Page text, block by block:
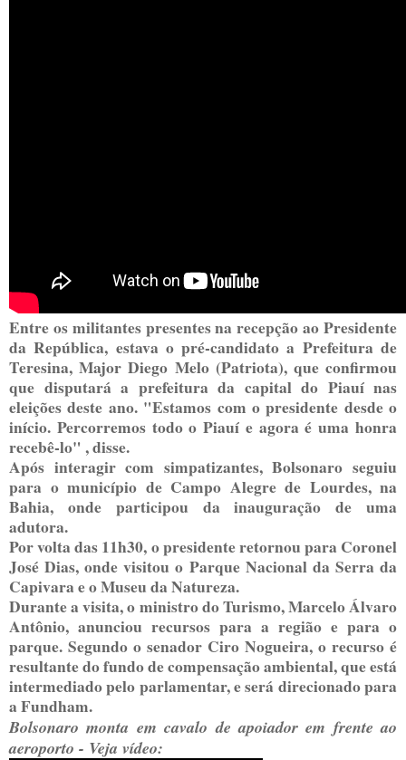
Entre os militantes presentes na recepção ao Presidente
da República, estava o pré-candidato a Prefeitura de
Teresina, Major Diego Melo (Patriota), que confirmou
que disputará a prefeitura da capital do Piauí nas
eleições deste ano. "Estamos com o presidente desde o
início. Percorremos todo o Piauí e agora é uma honra
recebê-lo" , disse.
Após interagir com simpatizantes, Bolsonaro seguiu
para o município de Campo Alegre de Lourdes, na
Bahia, onde participou da inauguração de uma
adutora.
Por volta das 11h30, o presidente retornou para Coronel
José Dias, onde visitou o Parque Nacional da Serra da
Capivara e o Museu da Natureza.
Durante a visita, o ministro do Turismo, Marcelo Álvaro
Antônio, anunciou recursos para a região e para o
parque. Segundo o senador Ciro Nogueira, o recurso é
resultante do fundo de compensação ambiental, que está
intermediado pelo parlamentar, e será direcionado para
a Fundham.
Bolsonaro monta em cavalo de apoiador em frente ao
aeroporto - Veja vídeo: